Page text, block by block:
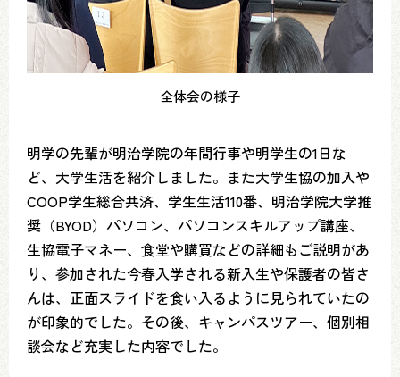
全体会の様子
明学の先輩が明治学院の年間行事や明学生の1日な
ど、大学生活を紹介しました。また大学生協の加入や
COOP学生総合共済、学生生活110番、明治学院大学推
奨（BYOD）パソコン、パソコンスキルアップ講座、
生協電子マネー、食堂や購買などの詳細もご説明があ
り、参加された今春入学される新入生や保護者の皆さ
んは、正面スライドを食い入るように見られていたの
が印象的でした。その後、キャンパスツアー、個別相
談会など充実した内容でした。